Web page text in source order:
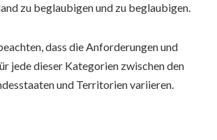
zu beglaubigen und zu beglaubigen.
dass die Anforderungen und
jede dieser Kategorien zwischen den
und Territorien variieren.